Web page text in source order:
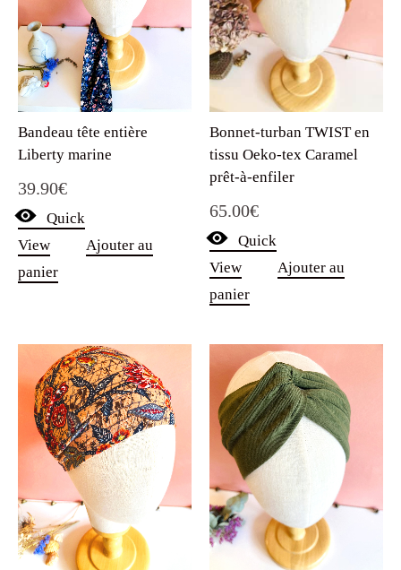
Bandeau tête entière
Liberty marine
39.90€
Quick
View
Ajouter au
panier
Bonnet-turban TWIST en
tissu Oeko-tex Caramel
prêt-à-enfiler
65.00€
Quick
View
Ajouter au
panier